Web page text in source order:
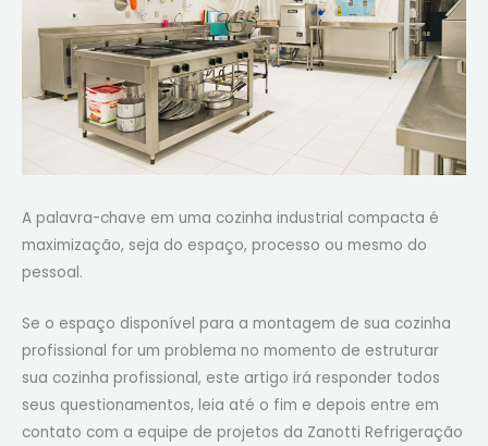
A palavra-chave em uma cozinha industrial compacta é
maximização, seja do espaço, processo ou mesmo do
pessoal.
Se o espaço disponível para a montagem de sua cozinha
profissional for um problema no momento de estruturar
sua cozinha profissional, este artigo irá responder todos
seus questionamentos, leia até o fim e depois entre em
contato com a equipe de projetos da Zanotti Refrigeração